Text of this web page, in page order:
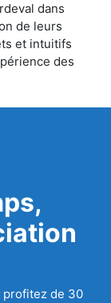
dans
de leurs
et intuitifs
des
profitez de 30